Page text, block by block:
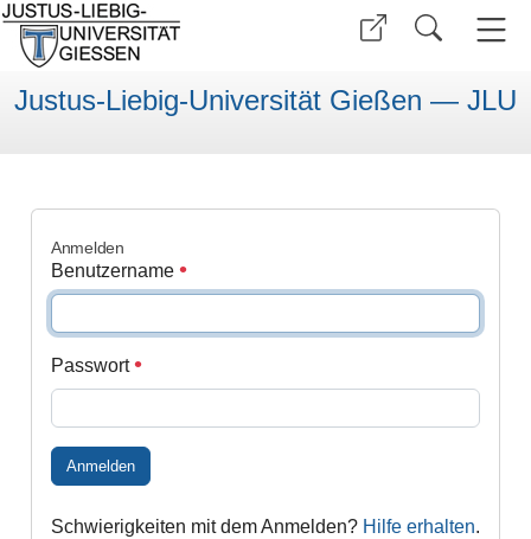
Justus-Liebig-Universität Gießen — JLU
Anmelden
Benutzername
Passwort
Anmelden
Schwierigkeiten mit dem Anmelden? Hilfe erhalten.